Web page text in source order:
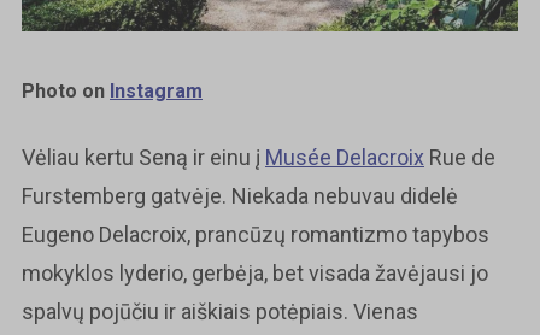
Photo on Instagram
Vėliau kertu Seną ir einu į Musée Delacroix Rue de
Furstemberg gatvėje. Niekada nebuvau didelė
Eugeno Delacroix, prancūzų romantizmo tapybos
mokyklos lyderio, gerbėja, bet visada žavėjausi jo
spalvų pojūčiu ir aiškiais potėpiais. Vienas